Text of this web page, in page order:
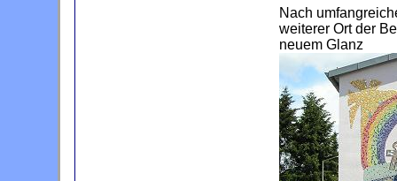
Nach
weiterer Ort der
neuem Glanz